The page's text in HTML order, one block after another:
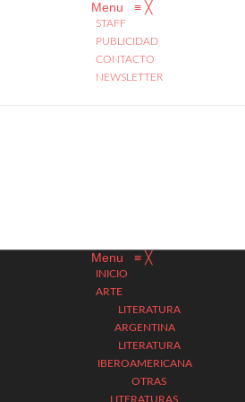
Menu ≡ ╳
STAFF
PUBLICIDAD
CONTACTO
NEWSLETTER
Menu ≡ ╳
INICIO
ARTE
LITERATURA
ARGENTINA
LITERATURA
IBEROAMERICANA
OTRAS
LITERATURAS